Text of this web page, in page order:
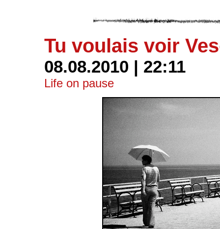
Tu voulais voir
08.08.2010 | 22:11
Life on pause